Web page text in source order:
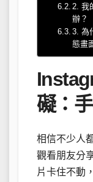
2. 我
辦？
3. 為
態畫
礙：
相信不少人
觀看朋友分
片卡住不動